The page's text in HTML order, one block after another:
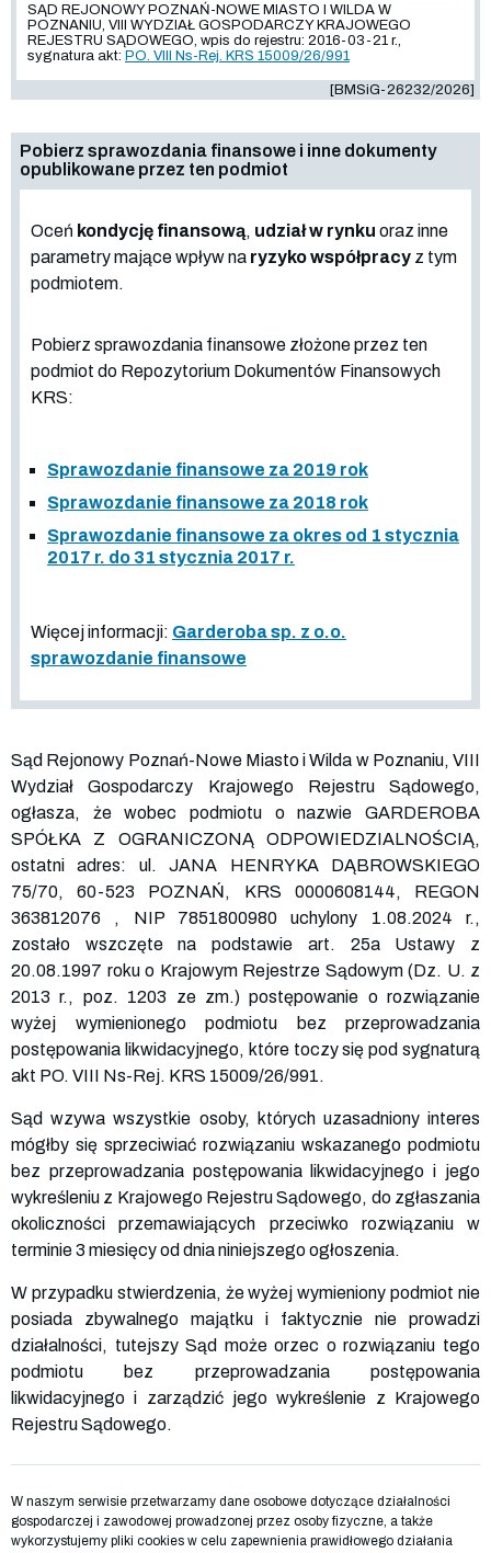
SĄD REJONOWY POZNAŃ-NOWE MIASTO I WILDA W
POZNANIU, VIII WYDZIAŁ GOSPODARCZY KRAJOWEGO
REJESTRU SĄDOWEGO, wpis do rejestru: 2016-03-21 r.,
sygnatura akt: PO. VIII Ns-Rej. KRS 15009/26/991
[BMSiG-26232/2026]
Pobierz sprawozdania finansowe i inne dokumenty
opublikowane przez ten podmiot
Oceń kondycję finansową, udział w rynku oraz inne
parametry mające wpływ na ryzyko współpracy z tym
podmiotem.
Pobierz sprawozdania finansowe złożone przez ten
podmiot do Repozytorium Dokumentów Finansowych
KRS:
Sprawozdanie finansowe za 2019 rok
Sprawozdanie finansowe za 2018 rok
Sprawozdanie finansowe za okres od 1 stycznia
2017 r. do 31 stycznia 2017 r.
Więcej informacji: Garderoba sp. z o.o.
sprawozdanie finansowe
Sąd Rejonowy Poznań-Nowe Miasto i Wilda w Poznaniu, VIII
Wydział Gospodarczy Krajowego Rejestru Sądowego,
ogłasza, że wobec podmiotu o nazwie GARDEROBA
SPÓŁKA Z OGRANICZONĄ ODPOWIEDZIALNOŚCIĄ,
ostatni adres: ul. JANA HENRYKA DĄBROWSKIEGO
75/70, 60-523 POZNAŃ, KRS 0000608144, REGON
363812076 , NIP 7851800980 uchylony 1.08.2024 r.,
zostało wszczęte na podstawie art. 25a Ustawy z
20.08.1997 roku o Krajowym Rejestrze Sądowym (Dz. U. z
2013 r., poz. 1203 ze zm.) postępowanie o rozwiązanie
wyżej wymienionego podmiotu bez przeprowadzania
postępowania likwidacyjnego, które toczy się pod sygnaturą
akt PO. VIII Ns-Rej. KRS 15009/26/991.
Sąd wzywa wszystkie osoby, których uzasadniony interes
mógłby się sprzeciwiać rozwiązaniu wskazanego podmiotu
bez przeprowadzania postępowania likwidacyjnego i jego
wykreśleniu z Krajowego Rejestru Sądowego, do zgłaszania
okoliczności przemawiających przeciwko rozwiązaniu w
terminie 3 miesięcy od dnia niniejszego ogłoszenia.
W przypadku stwierdzenia, że wyżej wymieniony podmiot nie
posiada zbywalnego majątku i faktycznie nie prowadzi
działalności, tutejszy Sąd może orzec o rozwiązaniu tego
podmiotu bez przeprowadzania postępowania
likwidacyjnego i zarządzić jego wykreślenie z Krajowego
Rejestru Sądowego.
W naszym serwisie przetwarzamy dane osobowe dotyczące działalności
gospodarczej i zawodowej prowadzonej przez osoby fizyczne, a także
wykorzystujemy pliki cookies w celu zapewnienia prawidłowego działania